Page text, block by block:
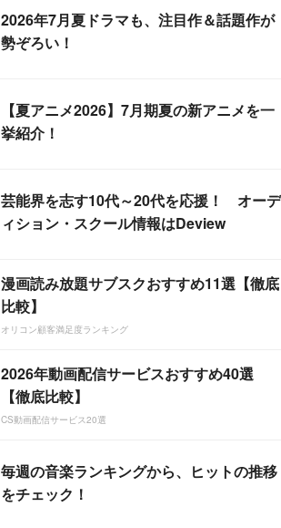
2026年7月夏ドラマも、注目作＆話題作が
勢ぞろい！
【夏アニメ2026】7月期夏の新アニメを一
挙紹介！
芸能界を志す10代～20代を応援！ オーデ
ィション・スクール情報はDeview
漫画読み放題サブスクおすすめ11選【徹底
比較】
オリコン顧客満足度ランキング
2026年動画配信サービスおすすめ40選
【徹底比較】
CS動画配信サービス20選
毎週の音楽ランキングから、ヒットの推移
をチェック！